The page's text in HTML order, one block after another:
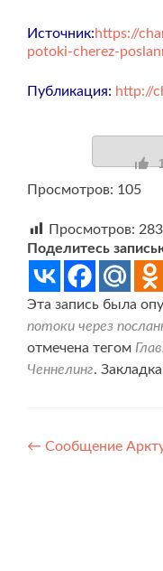
Источник:https://
potoki-cherez-
Публикация: http://
Просмотров: 105
Просмотров: 283
Поделитесь
Эта запись была
потоки через
отмечена тегом
Ченнелинг. Закладка
← Сообщение